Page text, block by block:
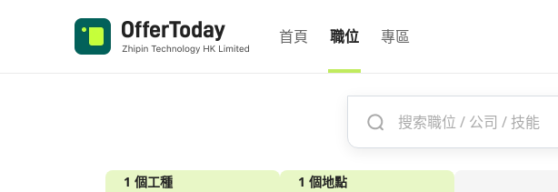
首頁 職位 專區
1 個工種 1 個地點